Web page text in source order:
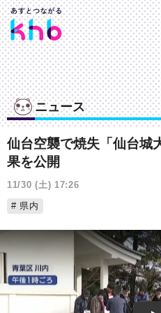
ニュース
仙台空襲で焼失「仙台城
果を公開
11/30 (土) 17:26
県内